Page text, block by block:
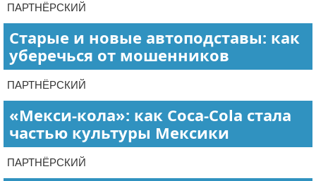
ПАРТНЁРСКИЙ
Старые и новые автоподставы: как
уберечься от мошенников
ПАРТНЁРСКИЙ
«Мекси-кола»: как Coca-Cola стала
частью культуры Мексики
ПАРТНЁРСКИЙ